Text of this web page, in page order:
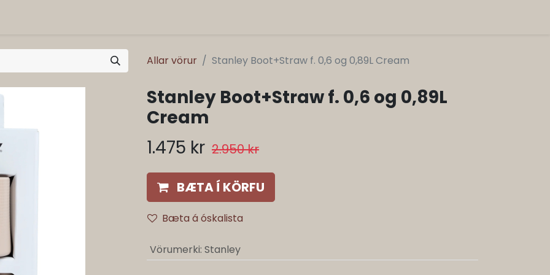
Allar vörur Stanley Boot+Straw f. 0,6 og 0,89L Cream
Stanley Boot+Straw f. 0,6 og 0,89L
Cream
1.475 kr 2.950kr
BÆTA Í KÖRFU
Bæta á óskalista
Vörumerki: Stanley